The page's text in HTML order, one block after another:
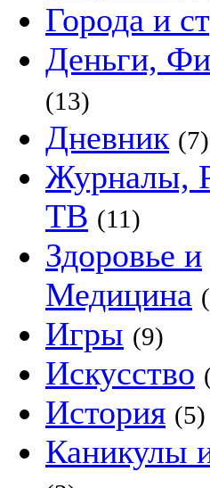
Города и
Деньги,
(13)
Дневник (7)
Журналы,
ТВ (11)
Здоровье и
Медицина
Игры (9)
Искусство
История (5)
Каникулы